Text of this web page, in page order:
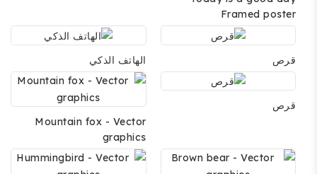
Framed poster
قرص الهاتف الذكي
قرص
Mountain fox - Vector
graphics